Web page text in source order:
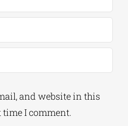
and website in this
I comment.